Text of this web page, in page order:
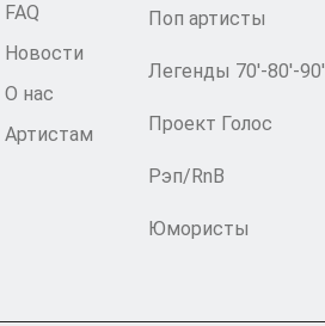
Поп артисты
Легенды 70′-80′-90′
Проект Голос
Рэп/RnB
Юмористы
FAQ
Новости
О нас
Артистам